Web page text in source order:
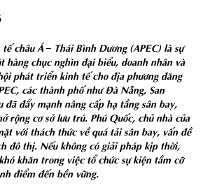
châu Á – Thái Bình Dương (APEC) là sự
hàng chục nghìn đại biểu, doanh nhân và
phát triển kinh tế cho địa phương đăng
các thành phố như Đà Nẵng, San
đã đẩy mạnh nâng cấp hạ tầng sân bay,
rộng cơ sở lưu trú. Phú Quốc, chủ nhà của
với thách thức về quá tải sân bay, vấn đề
đô thị. Nếu không có giải pháp kịp thời,
khăn trong việc tổ chức sự kiện tầm cỡ
điểm đến bền vững.